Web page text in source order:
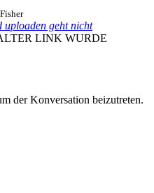
uploaden geht nicht
LINK WURDE
der Konversation beizutreten.